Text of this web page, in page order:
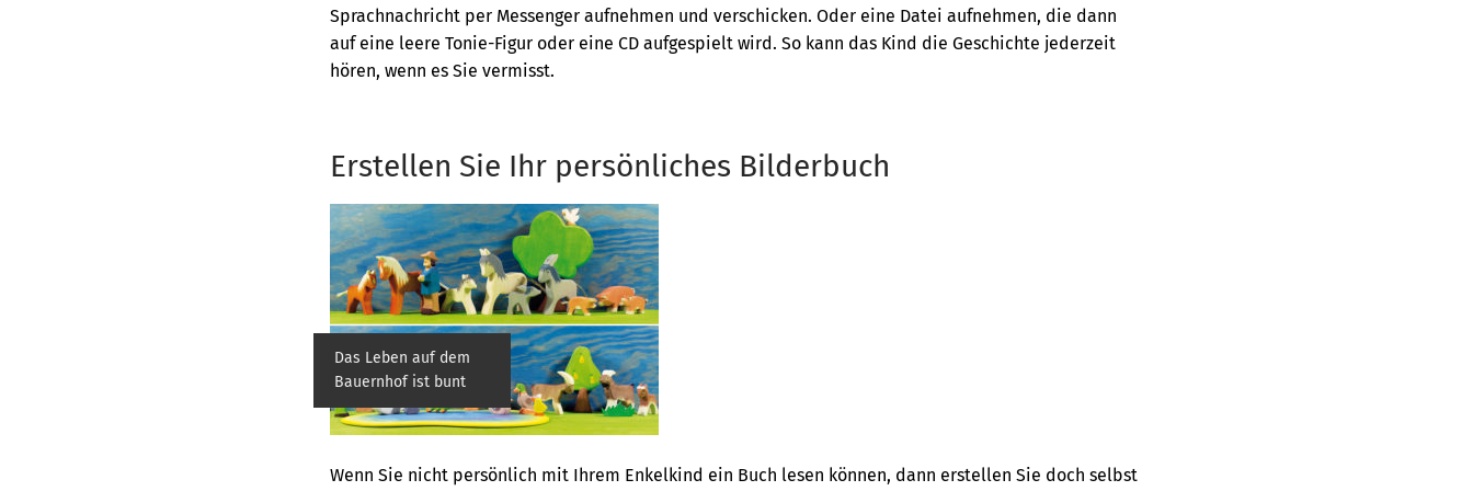
Sprachnachricht per Messenger aufnehmen und verschicken. Oder eine Datei aufnehmen, die dann
auf eine leere Tonie-Figur oder eine CD aufgespielt wird. So kann das Kind die Geschichte jederzeit
hören, wenn es Sie vermisst.
Erstellen Sie Ihr persönliches Bilderbuch
Das Leben auf dem
Bauernhof ist bunt
Wenn Sie nicht persönlich mit Ihrem Enkelkind ein Buch lesen können, dann erstellen Sie doch selbst